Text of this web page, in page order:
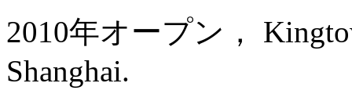
2010年オープン，
Shanghai.